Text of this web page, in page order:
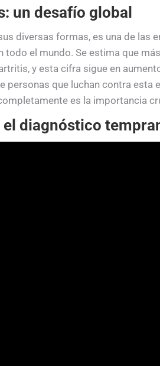
un desafío global
diversas formas, es una de las
todo el mundo. Se estima que
y esta cifra sigue en
personas que luchan contra esta
es la importancia
el diagnóstico